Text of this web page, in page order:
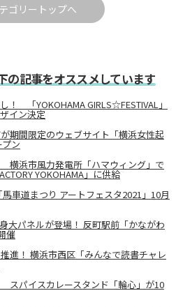
ゴリートップへ
の記事をオススメしています
！ 「YOKOHAMA GIRLS☆FESTIVAL」
イン決定
期間限定のウェブサイト「横浜女性起
プン
横浜市風力発電所「ハマウィング」で
YOKOHAMA」に供給
車道まつり アートフェスタ2021」10月
大パネルが登場！ 反町駅前「かながわ
催
進！ 横浜市西区「みんなで読書チャレ
スパイスカレースタンド「輪心」が10